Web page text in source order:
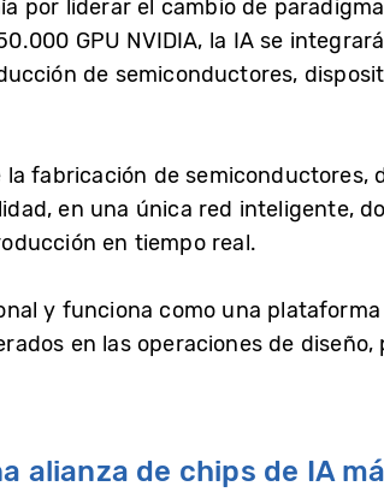
por liderar el cambio de
GPU NVIDIA, la IA se
de semiconductores,
fabricación de semiconductores,
en una única red inteligente,
en tiempo real.
y funciona como una
en las operaciones de diseño,
alianza de chips de IA